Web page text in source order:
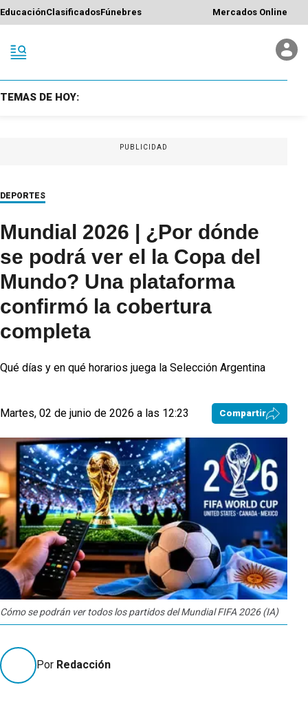
EducaciónClasificadosFúnebres Mercados Online
TEMAS DE HOY:
PUBLICIDAD
DEPORTES
Mundial 2026 | ¿Por dónde
se podrá ver el la Copa del
Mundo? Una plataforma
confirmó la cobertura
completa
Qué días y en qué horarios juega la Selección Argentina
Martes, 02 de junio de 2026 a las 12:23 Compartir
Cómo se podrán ver todos los partidos del Mundial FIFA 2026 (IA)
Por Redacción